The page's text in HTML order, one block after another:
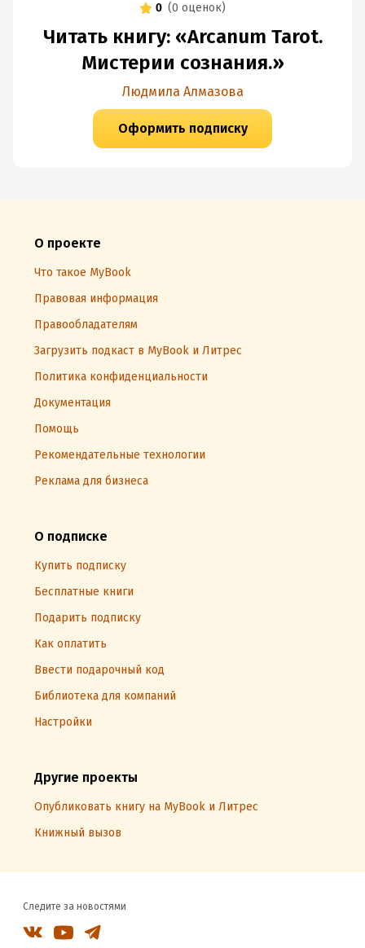
0 (0 оценок)
Читать книгу: «Arcanum Tarot.
Мистерии сознания.»
Людмила Алмазова
Оформить подписку
О проекте
Что такое MyBook
Правовая информация
Правообладателям
Загрузить подкаст в MyBook и Литрес
Политика конфиденциальности
Документация
Помощь
Рекомендательные технологии
Реклама для бизнеса
О подписке
Купить подписку
Бесплатные книги
Подарить подписку
Как оплатить
Ввести подарочный код
Библиотека для компаний
Настройки
Другие проекты
Опубликовать книгу на MyBook и Литрес
Книжный вызов
Следите за новостями